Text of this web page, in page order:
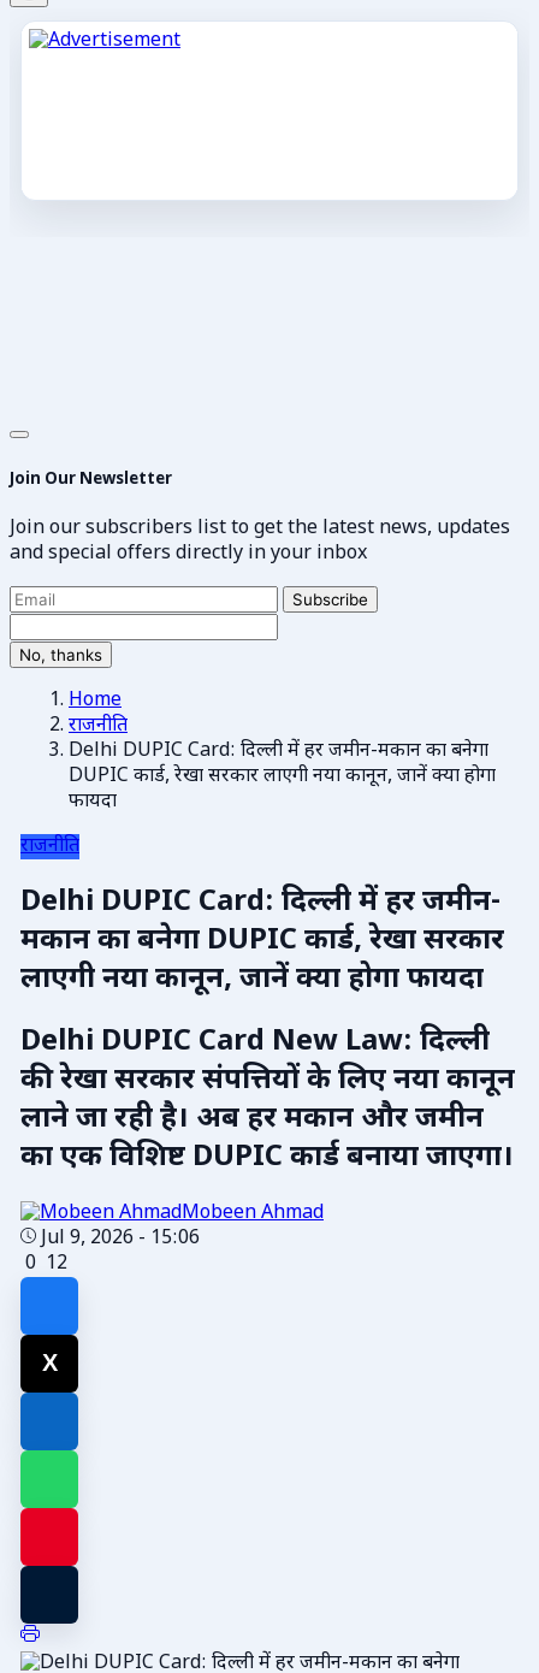
Join Our Newsletter
Join our subscribers list to get the latest news, updates
and special offers directly in your inbox
Subscribe
No, thanks
Home
राजनीति
Delhi DUPIC Card: दिल्ली में हर जमीन-मकान का बनेगा
DUPIC कार्ड, रेखा सरकार लाएगी नया कानून, जानें क्या होगा
फायदा
राजनीति
Delhi DUPIC Card: दिल्ली में हर जमीन-
मकान का बनेगा DUPIC कार्ड, रेखा सरकार
लाएगी नया कानून, जानें क्या होगा फायदा
Delhi DUPIC Card New Law: दिल्ली
की रेखा सरकार संपत्तियों के लिए नया कानून
लाने जा रही है। अब हर मकान और जमीन
का एक विशिष्ट DUPIC कार्ड बनाया जाएगा।
Mobeen Ahmad
Jul 9, 2026 - 15:06
0 12